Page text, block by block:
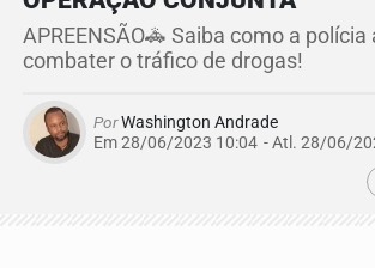
APREENSÃO🚓 Saiba como a polícia
combater o tráfico de drogas!
PorWashington Andrade
Em 28/06/2023 10:04 - Atl. 28/06/